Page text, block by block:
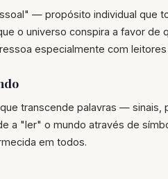
— propósito individual que
o universo conspira a favor de
especialmente com
transcende palavras —
a "ler" o mundo através de
em todos.